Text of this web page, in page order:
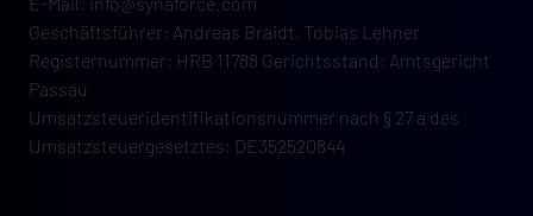
Geschäftsführer: Andreas Braidt, Tobias Lehner
Registernummer: HRB 11788 Gerichtsstand: Amtsgericht
Passau
Umsatzsteueridentifikationsnummer nach § 27 a des
Umsatzsteuergesetztes: DE352520844